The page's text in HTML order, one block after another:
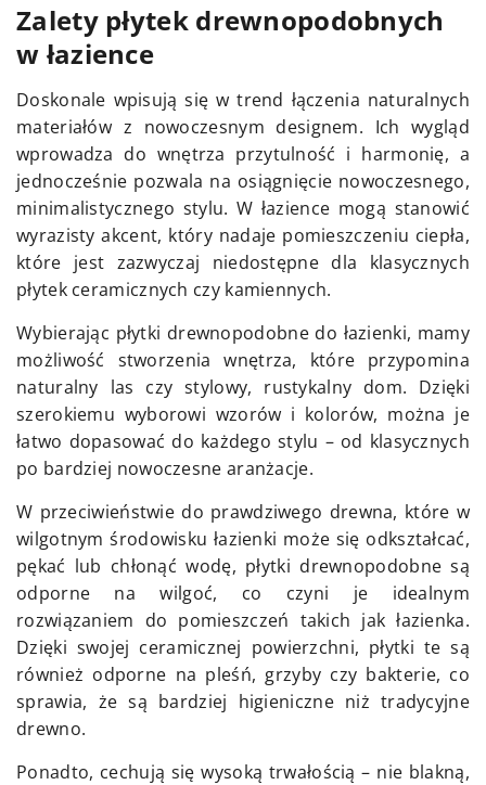
Zalety płytek drewnopodobnych
w łazience
Doskonale wpisują się w trend łączenia naturalnych
materiałów z nowoczesnym designem. Ich wygląd
wprowadza do wnętrza przytulność i harmonię, a
jednocześnie pozwala na osiągnięcie nowoczesnego,
minimalistycznego stylu. W łazience mogą stanowić
wyrazisty akcent, który nadaje pomieszczeniu ciepła,
które jest zazwyczaj niedostępne dla klasycznych
płytek ceramicznych czy kamiennych.
Wybierając płytki drewnopodobne do łazienki, mamy
możliwość stworzenia wnętrza, które przypomina
naturalny las czy stylowy, rustykalny dom. Dzięki
szerokiemu wyborowi wzorów i kolorów, można je
łatwo dopasować do każdego stylu – od klasycznych
po bardziej nowoczesne aranżacje.
W przeciwieństwie do prawdziwego drewna, które w
wilgotnym środowisku łazienki może się odkształcać,
pękać lub chłonąć wodę, płytki drewnopodobne są
odporne na wilgoć, co czyni je idealnym
rozwiązaniem do pomieszczeń takich jak łazienka.
Dzięki swojej ceramicznej powierzchni, płytki te są
również odporne na pleśń, grzyby czy bakterie, co
sprawia, że są bardziej higieniczne niż tradycyjne
drewno.
Ponadto, cechują się wysoką trwałością – nie blakną,